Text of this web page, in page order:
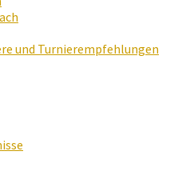
und Turnierempfehlungen